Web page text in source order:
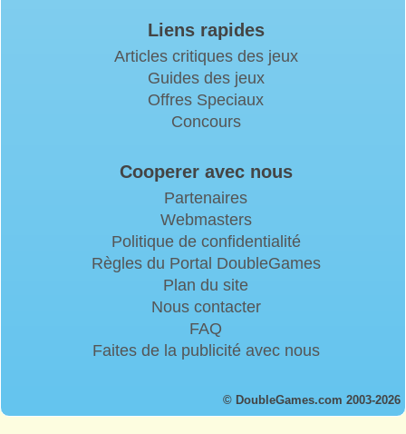
Liens rapides
Articles critiques des jeux
Guides des jeux
Offres Speciaux
Concours
Cooperer avec nous
Partenaires
Webmasters
Politique de confidentialité
Règles du Portal DoubleGames
Plan du site
Nous contacter
FAQ
Faites de la publicité avec nous
© DoubleGames.com 2003-2026